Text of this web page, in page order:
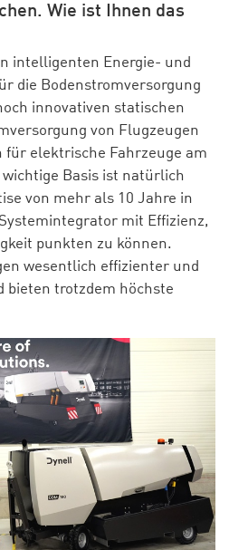
Wie ist Ihnen das
intelligenten Energie- und
die Bodenstromversorgung
innovativen statischen
von Flugzeugen
für elektrische Fahrzeuge am
Basis ist natürlich
von mehr als 10 Jahre in
mit Effizienz,
punkten zu können.
wesentlich effizienter und
bieten trotzdem höchste